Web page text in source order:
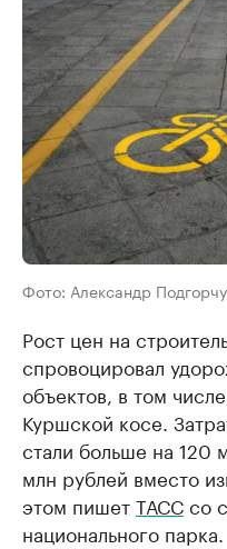
Фото: Александр
Рост цен на
спровоцировал
объектов, в том
Куршской косе.
стали больше на 120
млн рублей вместо
этом пишетТАССсо
национального парка.